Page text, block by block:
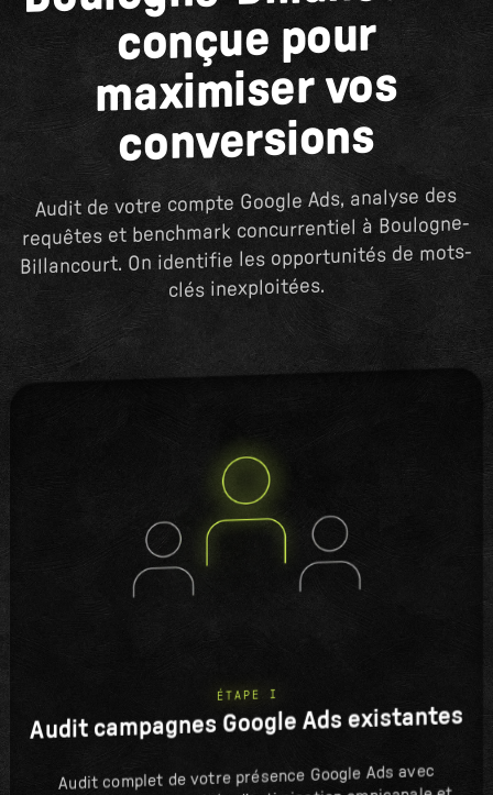
conçue pour
maximiser vos
conversions
Audit de votre compte Google Ads, analyse des
requêtes et benchmark concurrentiel à Boulogne-
Billancourt. On identifie les opportunités de mots-
clés inexploitées.
ÉTAPE I
Audit campagnes Google Ads existantes
Audit complet de votre présence Google Ads avec